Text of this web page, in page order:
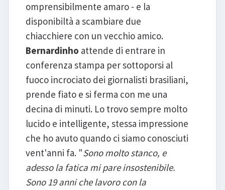
omprensibilmente amaro - e la
disponibiltà a scambiare due
chiacchiere con un vecchio amico.
Bernardinho attende di entrare in
conferenza stampa per sottoporsi al
fuoco incrociato dei giornalisti brasiliani,
prende fiato e si ferma con me una
decina di minuti. Lo trovo sempre molto
lucido e intelligente, stessa impressione
che ho avuto quando ci siamo conosciuti
vent'anni fa. "Sono molto stanco, e
adesso la fatica mi pare insostenibile.
Sono 19 anni che lavoro con la